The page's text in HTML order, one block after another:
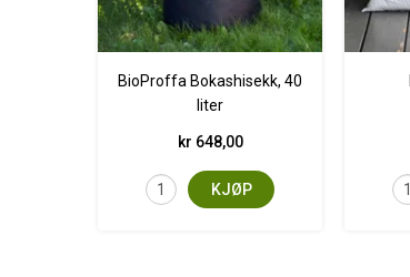
BioProffa Bokashisekk, 40
liter
kr 648,00
KJØP